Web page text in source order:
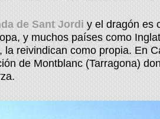
de Sant Jordiy el dragón es
y muchos países como
la reivindican como propia. En
de Montblanc (Tarragona)